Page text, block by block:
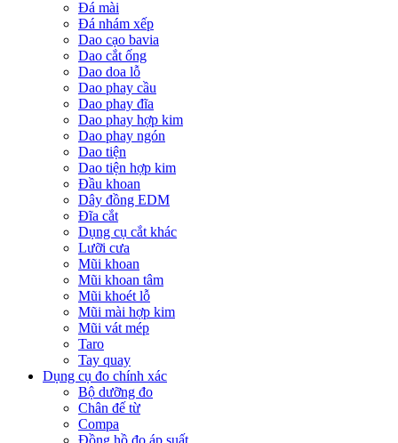
Đá mài
Đá nhám xếp
Dao cạo bavia
Dao cắt ống
Dao doa lỗ
Dao phay cầu
Dao phay đĩa
Dao phay hợp kim
Dao phay ngón
Dao tiện
Dao tiện hợp kim
Đầu khoan
Dây đồng EDM
Đĩa cắt
Dụng cụ cắt khác
Lưỡi cưa
Mũi khoan
Mũi khoan tâm
Mũi khoét lỗ
Mũi mài hợp kim
Mũi vát mép
Taro
Tay quay
Dụng cụ đo chính xác
Bộ dưỡng đo
Chân đế từ
Compa
Đồng hồ đo áp suất